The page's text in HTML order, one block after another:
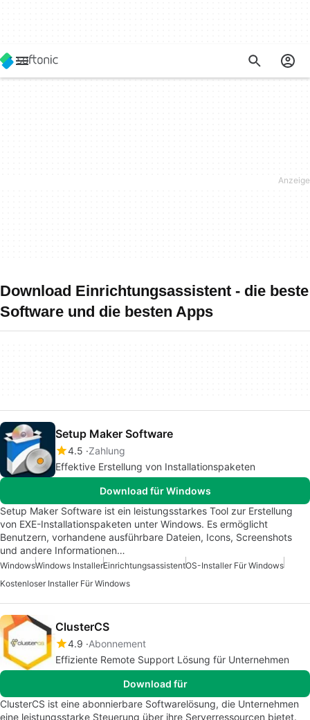
Download Einrichtungsassistent - die beste
Software und die besten Apps
Setup Maker Software
4.5 Zahlung
Effektive Erstellung von Installationspaketen
Download für Windows
Setup Maker Software ist ein leistungsstarkes Tool zur Erstellung
von EXE-Installationspaketen unter Windows. Es ermöglicht
Benutzern, vorhandene ausführbare Dateien, Icons, Screenshots
und andere Informationen…
WindowsWindows InstallerEinrichtungsassistentOS-Installer Für Windows
Kostenloser Installer Für Windows
ClusterCS
4.9 Abonnement
Effiziente Remote Support Lösung für Unternehmen
Download für
ClusterCS ist eine abonnierbare Softwarelösung, die Unternehmen
eine leistungsstarke Steuerung über ihre Serverressourcen bietet.